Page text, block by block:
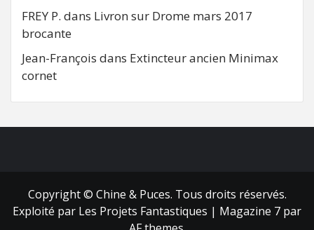
FREY P. dans Livron sur Drome mars 2017
brocante
Jean-François dans Extincteur ancien Minimax
cornet
Copyright © Chine & Puces. Tous droits réservés.
Exploité par Les Projets Fantastiques | Magazine 7 par